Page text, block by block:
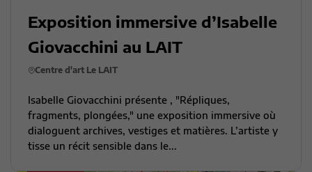
Exposition immersive d’Isabelle
Giovacchini au LAIT
Centre d'art Le LAIT
Isabelle Giovacchini présente , "Répliques,
fragments, plongées," une exposition immersive où
dialoguent archives, vestiges et matières. L’artiste y
tisse un récit sensible dans le...